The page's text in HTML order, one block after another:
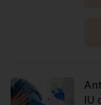
IU